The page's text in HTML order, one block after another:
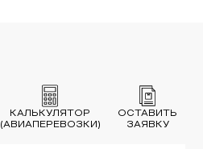
КАЛЬКУЛЯТОР
(АВИАПЕРЕВОЗКИ)
ОСТАВИТЬ
ЗАЯВКУ